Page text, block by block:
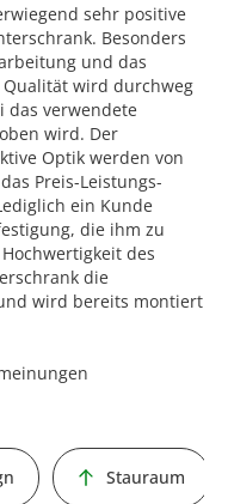
sehr positive
Besonders
und das
Qualität wird durchweg
das verwendete
wird. Der
Optik werden von
Preis-Leistungs-
ein Kunde
die ihm zu
des
die
wird bereits montiert
Stauraum